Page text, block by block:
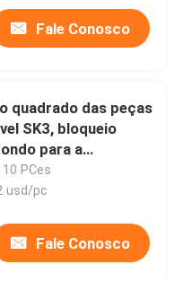
Fale Conosco
quadrado das peças
SK3, bloqueio
para a
plástica do molde
10 PCes
usd/pc
Fale Conosco